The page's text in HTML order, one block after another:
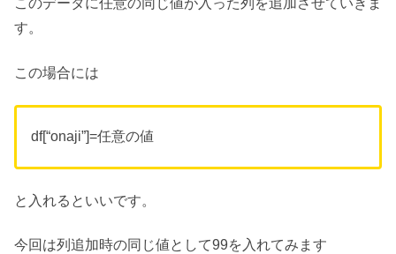
このデータに任意の同じ値が入った列を追加させていきま
す。
この場合には
df[“onaji”]=任意の値
と入れるといいです。
今回は列追加時の同じ値として99を入れてみます